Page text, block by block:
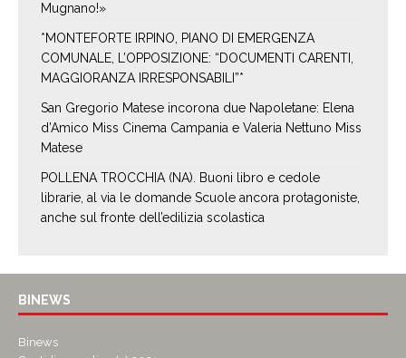
Mugnano!»
*MONTEFORTE IRPINO, PIANO DI EMERGENZA
COMUNALE, L’OPPOSIZIONE: “DOCUMENTI CARENTI,
MAGGIORANZA IRRESPONSABILI”*
San Gregorio Matese incorona due Napoletane: Elena
d’Amico Miss Cinema Campania e Valeria Nettuno Miss
Matese
POLLENA TROCCHIA (NA). Buoni libro e cedole
librarie, al via le domande Scuole ancora protagoniste,
anche sul fronte dell’edilizia scolastica
BINEWS
Binews